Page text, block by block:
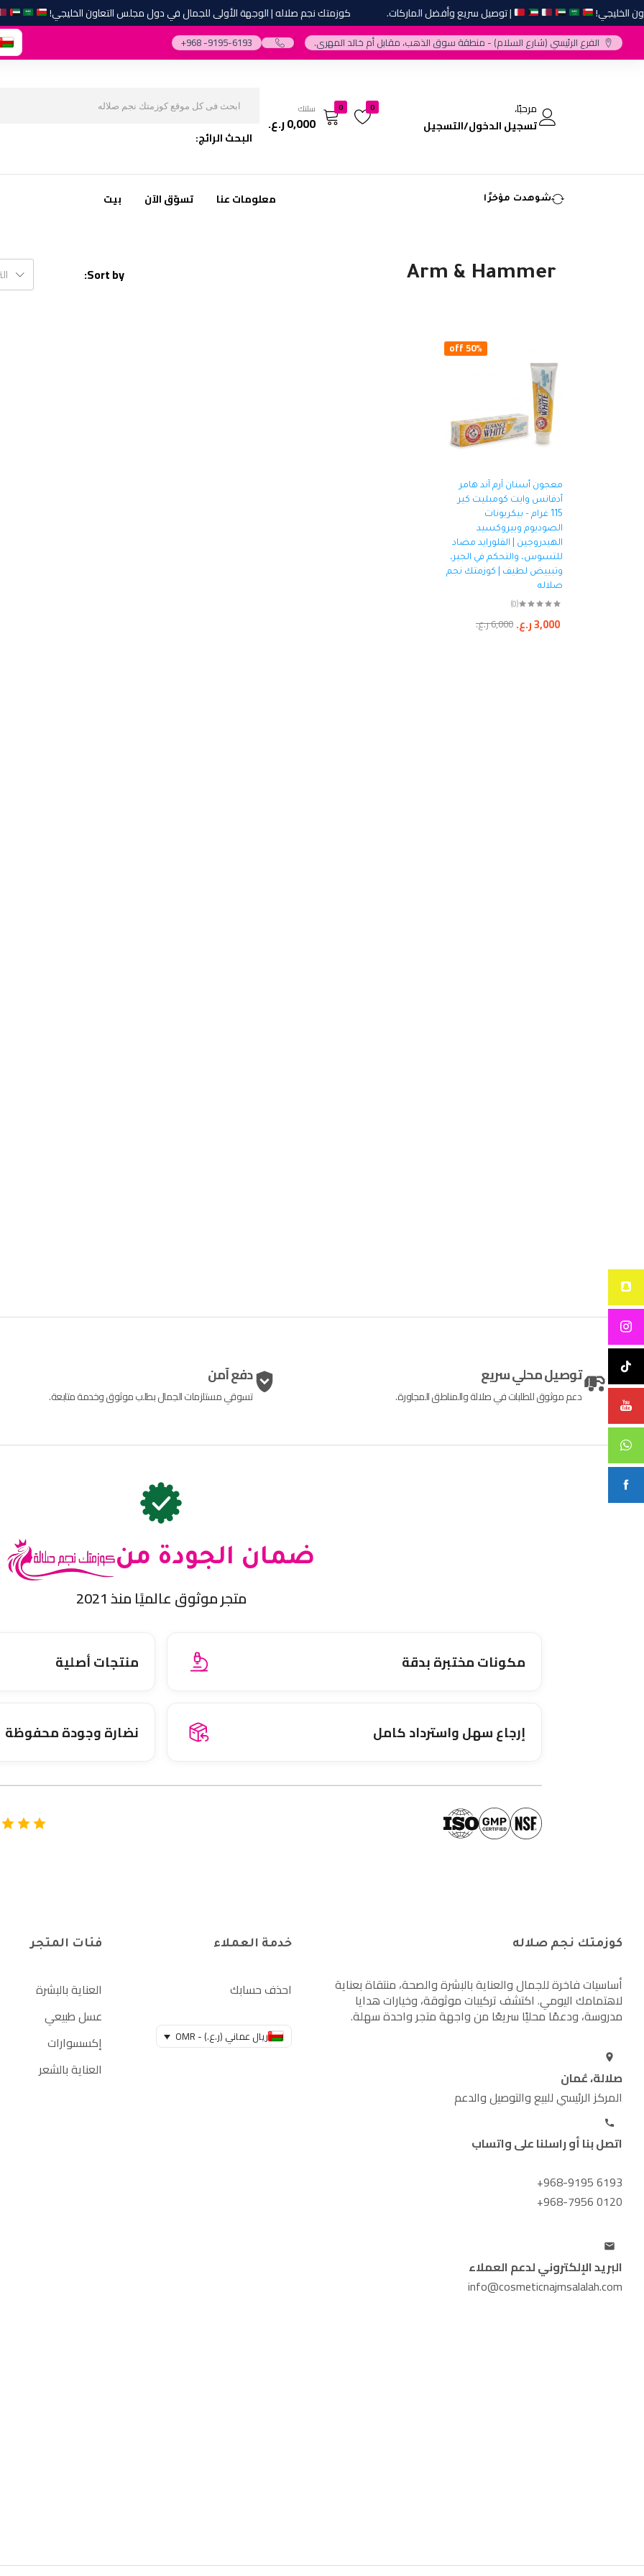
| توصيل سريع وأفضل الماركات. كوزمتك نجم صلاله | الوجهة الأولى للجمال في دول مجلس التعاون الخليجي!
الفرع الرئيسي (شارع السلام) - منطقة سوق الذهب، مقابل أم خالد المهري. ‎+968 -9195-6193‎
البحث الرائج:
مرحبًا،
تسجيل الدخول/التسجيل
0
0 سلتك
0,000ر.ع.
بيت تسوّق الآن معلومات عنا شوهدت مؤخرًا
Arm & Hammer
Sort by:
50% off
معجون أسنان آرم آند هامر
أدفانس وايت كومبليت كير
115 غرام – بيكربونات
الصوديوم وبيروكسيد
الهيدروجين | الفلورايد مضاد
للتسوس، والتحكم في الجير،
وتبييض لطيف | كوزمتك نجم
صلاله
(0)
6,000ر.ع. 3,000ر.ع.
توصيل محلي سريع
دعم موثوق للطلبات في صلالة والمناطق المجاورة.
دفع آمن
تسوقي مستلزمات الجمال بطلب موثوق وخدمة متابعة.
ضمان الجودة من
متجر موثوق عالميًا منذ 2021
مكونات مختبرة بدقة منتجات أصلية
إرجاع سهل واسترداد كامل نضارة وجودة محفوظة
كوزمتك نجم صلاله
أساسيات فاخرة للجمال والعناية بالبشرة والصحة، منتقاة بعناية
لاهتمامك اليومي. اكتشف تركيبات موثوقة، وخيارات هدايا
مدروسة، ودعمًا محليًا سريعًا من واجهة متجر واحدة سهلة.
صلالة، عُمان
المركز الرئيسي للبيع والتوصيل والدعم
اتصل بنا أو راسلنا على واتساب
+968-9195 6193
+968-7956 0120
البريد الإلكتروني لدعم العملاء
info@cosmeticnajmsalalah.com
خدمة العملاء
احذف حسابك
ريال عماني (ر.ع.) - OMR
فئات المتجر
العناية بالبشرة
عسل طبيعي
إكسسوارات
العناية بالشعر